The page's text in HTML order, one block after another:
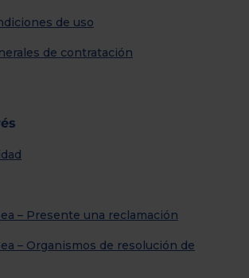
de uso
de contratación
– Presente una reclamación
– Organismos de resolución de